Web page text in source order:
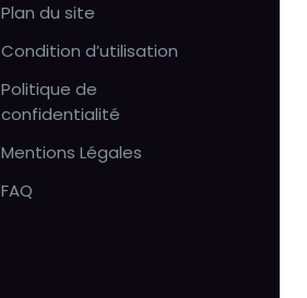
Plan du site
Condition d’utilisation
Politique de
confidentialité
Mentions Légales
FAQ